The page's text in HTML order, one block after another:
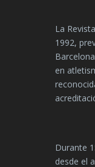
La
1992,
en
Durante
desde el